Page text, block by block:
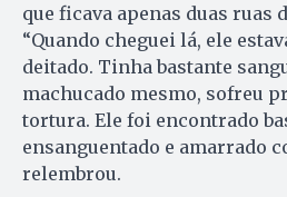
que ficava apenas duas ruas
“Quando cheguei lá, ele
deitado. Tinha bastante
machucado mesmo, sofreu
tortura. Ele foi encontrado
ensanguentado e amarrado
relembrou.